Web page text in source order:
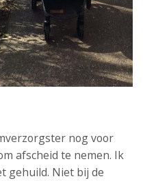
nog voor
afscheid te nemen. Ik
gehuild. Niet bij de